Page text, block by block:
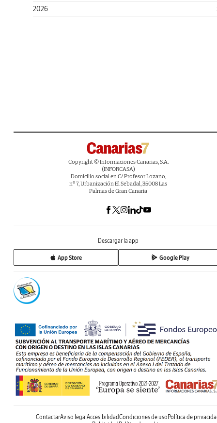
2026
Copyright © Informaciones Canarias, S.A.
(INFORCASA)
Domicilio social en C/ Profesor Lozano,
nº 7, Urbanización El Sebadal, 35008 Las
Palmas de Gran Canaria
Descargar la app
App Store Google Play
ContactarAviso legal AccesibilidadCondiciones de uso Política de